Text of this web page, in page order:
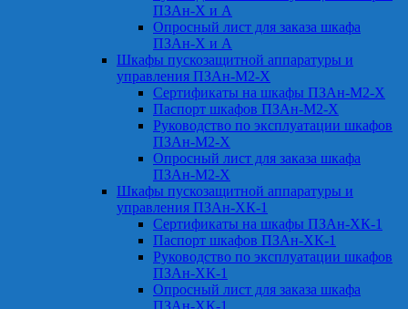
ПЗАн-Х и А
Опросный лист для заказа шкафа
ПЗАн-Х и А
Шкафы пускозащитной аппаратуры и
управления ПЗАн-М2-Х
Сертификаты на шкафы ПЗАн-М2-Х
Паспорт шкафов ПЗАн-М2-Х
Руководство по эксплуатации шкафов
ПЗАн-М2-Х
Опросный лист для заказа шкафа
ПЗАн-М2-Х
Шкафы пускозащитной аппаратуры и
управления ПЗАн-ХК-1
Сертификаты на шкафы ПЗАн-ХК-1
Паспорт шкафов ПЗАн-ХК-1
Руководство по эксплуатации шкафов
ПЗАн-ХК-1
Опросный лист для заказа шкафа
ПЗАн-ХК-1